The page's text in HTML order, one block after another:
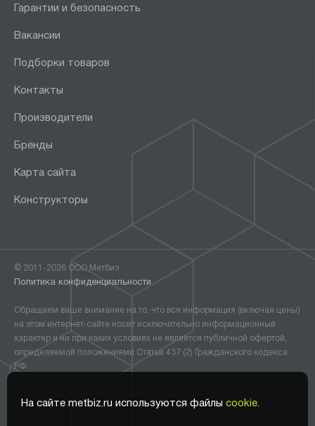
На сайте metbiz.ru используются файлы cookie.
Гарантии и безопасность
Вакансии
Подборки товаров
Контакты
Производители
Бренды
Карта сайта
Конструкторы
© 2011-2026 ООО Метбиз
Политика конфиденциальности
Обращаем ваше внимание на то, что вся информация (включая цены)
на этом интернет-сайте носит исключительно информационный
характер и ни при каких условиях не является публичной офертой,
определяемой положениями Статьи 437 (2) Гражданского кодекса
РФ.